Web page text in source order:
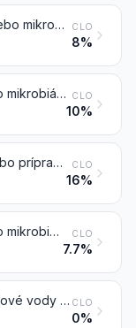
Ostatné stále rastlinné alebo mikrobiálne tuky a oleje (vrátane jojobového oleja) a ich frakcie, tiež rafinované, ale chemicky nemodifikované CLO
8%
Živočíšne, rastlinné alebo mikrobiálne tuky a oleje a ich frakcie, čiastočne alebo úplne hydrogenované, interesterifikované, reesterifikované alebo elaidinizované, tiež rafinované, ale ďalej neupravené CLO
10%
Margarín; jedlé zmesi alebo prípravky zo živočíšnych, rastlinných alebo mikrobiálnych tukov alebo olejov alebo frakcií rôznych tukov alebo olejov tejto kapitoly, iné ako jedlé tuky a oleje alebo ich frakcie položky 1516 CLO
16%
Živočíšne, rastlinné alebo mikrobiálne tuky a oleje a ich frakcie, varené, oxidované, dehydrované, sírené, fúkané, polymerizované teplom vo vákuu alebo v inertnom plyne alebo inak chemicky modifikované, okrem tukov, olejov a frakcií položky 1516; nejedlé zmesi alebo prípravky zo živočíšnych, rastlinných alebo mikrobiálnych tukov alebo olejov alebo z frakcií rôznych tukov alebo z olejov tejto kapitoly, inde nešpecifikované ani nezahrnuté CLO
7.7%
Glycerol surový; glycerolové vody a glycerolové lúhy CLO
0%